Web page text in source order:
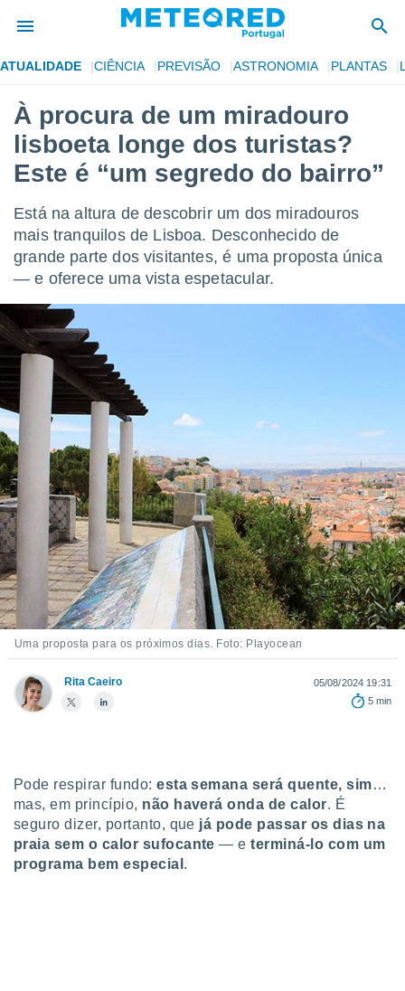
da
foi
para
fornecidas
e
forma
digital
recolhidas
ou
permite-
a nossa
de alta
ao
a
todos os
ou
como
um perfil
e
com
ACEITAR
E
CONTINUAR
CONFIGURAÇÕES
ATUALIDADE CIÊNCIA PREVISÃO ASTRONOMIA PLANTAS
À procura de um miradouro
lisboeta longe dos turistas?
Este é “um segredo do bairro”
Está na altura de descobrir um dos miradouros
mais tranquilos de Lisboa. Desconhecido de
grande parte dos visitantes, é uma proposta única
— e oferece uma vista espetacular.
Uma proposta para os próximos dias. Foto: Playocean
Rita Caeiro
05/08/2024 19:31
5 min
Pode respirar fundo:esta semana será quente, sim…
mas, em princípio, não haverá onda de calor. É
seguro dizer, portanto, que já pode passar os dias na
praia sem o calor sufocante — eterminá-lo com um
programa bem especial .